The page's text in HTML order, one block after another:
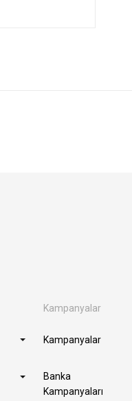
Kampanyalar
Kampanyalar
Banka
Kampanyaları